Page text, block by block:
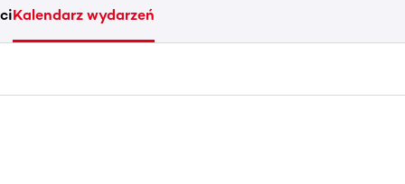
Kalendarz wydarzeń